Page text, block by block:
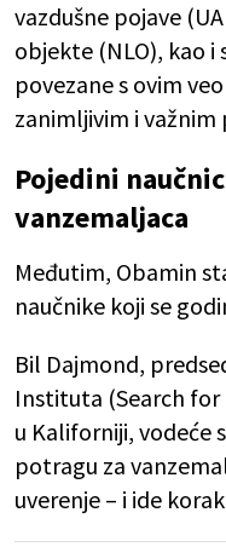
vazdušne pojave
objekte (NLO), kao
povezane s ovim
zanimljivim i važnim
Pojedini
vanzemaljaca
Međutim, Obamin
naučnike koji se
Bil Dajmond,
Instituta (Search
u Kaliforniji, vodeće
potragu za
uverenje – i ide